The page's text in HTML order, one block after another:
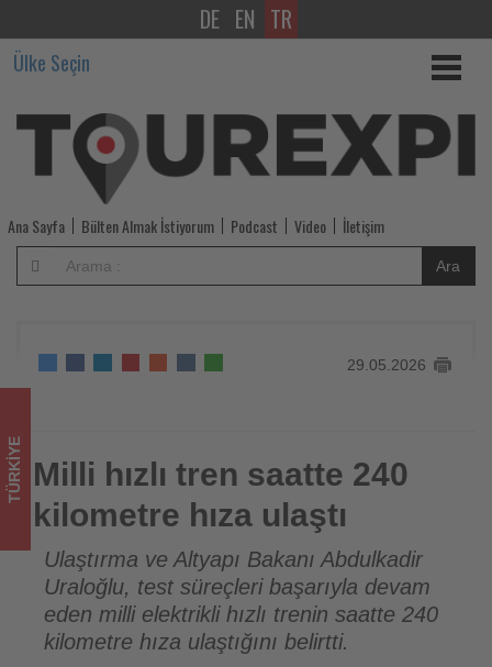
Milli
hızlı
tren
saatte
240
kilometre
hıza
ulaştı
-
Tourexpi,
sizler
için
turizmde
olup
bitenleri
DE EN TR
Ülke Seçin
Ana Sayfa Bülten Almak İstiyorum Podcast Video İletişim
Ara
29.05.2026
Milli hızlı tren saatte 240 kilometre hıza ulaştı
TÜRKIYE Milli hızlı tren saatte 240
kilometre hıza ulaştı
Ulaştırma ve Altyapı Bakanı Abdulkadir
Uraloğlu, test süreçleri başarıyla devam
eden milli elektrikli hızlı trenin saatte 240
kilometre hıza ulaştığını belirtti.